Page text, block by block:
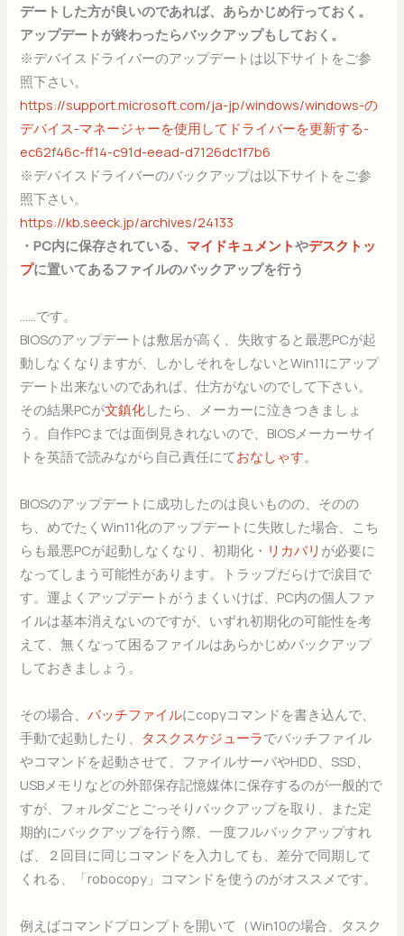
デートした方が良いのであれば、あらかじめ行っておく。
アップデートが終わったらバックアップもしておく。
※デバイスドライバーのアップデートは以下サイトをご参
照下さい。
https://support.microsoft.com/ja-jp/windows/windows-の
デバイス-マネージャーを使用してドライバーを更新する-
ec62f46c-ff14-c91d-eead-d7126dc1f7b6
※デバイスドライバーのバックアップは以下サイトをご参
照下さい。
https://kb.seeck.jp/archives/24133
・PC内に保存されている、 マイドキュメントやデスクトッ
プに置いてあるファイルのバックアップを行う
……です。
BIOSのアップデートは敷居が高く、失敗すると最悪PCが起
動しなくなりますが、しかしそれをしないとWin11にアップ
デート出来ないのであれば、仕方がないのでして下さい。
その結果PCが文鎮化したら、メーカーに泣きつきましょ
う。自作PCまでは面倒見きれないので、BIOSメーカーサイ
トを英語で読みながら自己責任にておなしゃす。
BIOSのアップデートに成功したのは良いものの、そのの
ち、めでたくWin11化のアップデートに失敗した場合、こち
らも最悪PCが起動しなくなり、初期化・ リカバリ が必要に
なってしまう可能性があります。トラップだらけで涙目で
す。運よくアップデートがうまくいけば、PC内の個人ファ
イルは基本消えないのですが、いずれ初期化の可能性を考
えて、無くなって困るファイルはあらかじめバックアップ
しておきましょう。
その場合、バッチファイルにcopyコマンドを書き込んで、
手動で起動したり、 タスクスケジューラでバッチファイル
やコマンドを起動させて、ファイルサーバやHDD、SSD、
USBメモリなどの外部保存記憶媒体に保存するのが一般的で
すが、フォルダごとごっそりバックアップを取り、また定
期的にバックアップを行う際、一度フルバックアップすれ
ば、２回目に同じコマンドを入力しても、差分で同期して
くれる、「robocopy」コマンドを使うのがオススメです。
例えばコマンドプロンプトを開いて（Win10の場合、タスク